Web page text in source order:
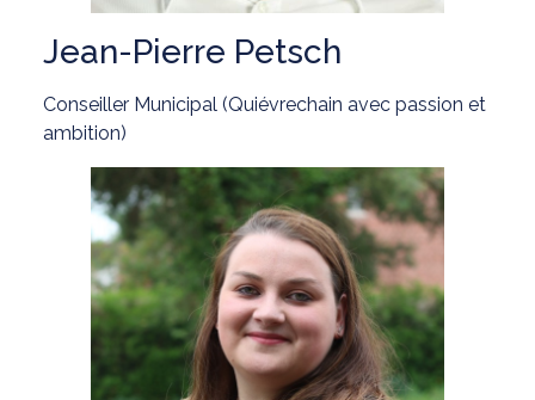
Jean-Pierre Petsch
Conseiller Municipal (Quiévrechain avec passion et
ambition)